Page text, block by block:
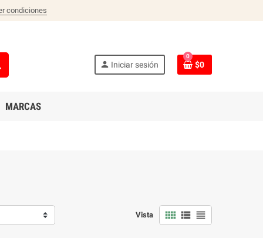
condiciones
person Iniciar sesión
0
$0
MARCAS
Vista view_comfy view_list view_headline